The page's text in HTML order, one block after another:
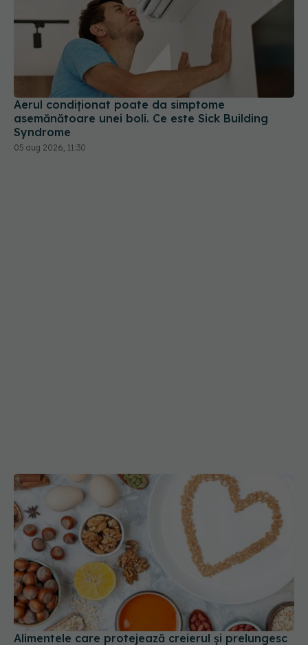
Aerul condiționat poate da simptome
asemănătoare unei boli. Ce este Sick Building
Syndrome
05 aug 2026, 11:30
Alimentele care protejează creierul și prelungesc